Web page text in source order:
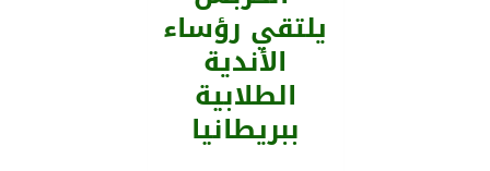
يلتقي رؤساء
الأندية
الطلابية
ببريطانيا